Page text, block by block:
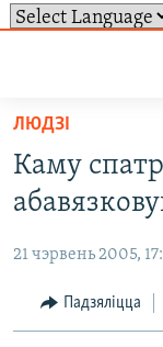
доступу
Перайсьці
да
галоўнага
Перайсьці
УСЕ НАВІНЫ
ЛЮДЗІ
ПАЛІТЫКА
ТОЛЬКІ НА
БЛОГІ
ГІСТОРЫЯ НА
АБЫСЬЦІ
ПАДЗЯЛІЦЦА
ПАДПІСАЦЦА
RSS
ЛЮДЗІ
Каму
21 чэрвень 2005,
Падзяліцца